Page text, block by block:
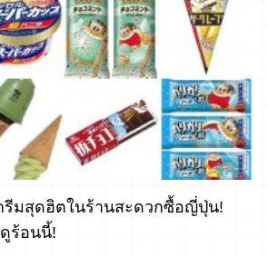
รีมสุดฮิตในร้านสะดวกซื้อญี่ปุ่น!
ร้อนนี้!